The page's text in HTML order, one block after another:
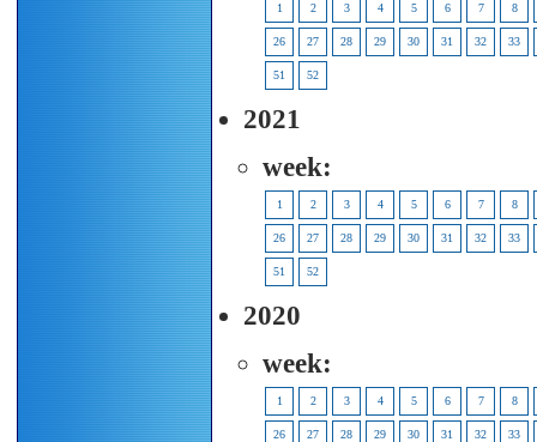
1 2 3 4 5 6 7 8
26 27 28 29 30 31 32 33
51 52
2021
week:
1 2 3 4 5 6 7 8
26 27 28 29 30 31 32 33
51 52
2020
week:
1 2 3 4 5 6 7 8
26 27 28 29 30 31 32 33